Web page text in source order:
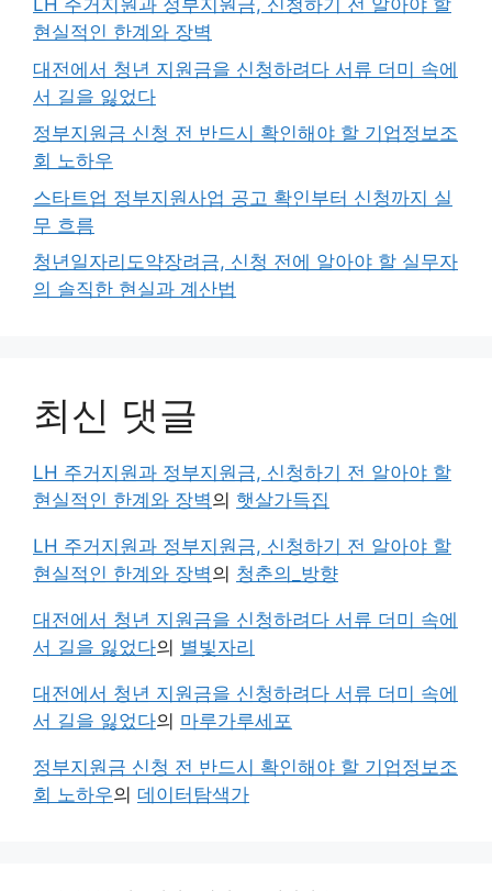
LH 주거지원과 정부지원금, 신청하기 전 알아야 할
현실적인 한계와 장벽
대전에서 청년 지원금을 신청하려다 서류 더미 속에
서 길을 잃었다
정부지원금 신청 전 반드시 확인해야 할 기업정보조
회 노하우
스타트업 정부지원사업 공고 확인부터 신청까지 실
무 흐름
청년일자리도약장려금, 신청 전에 알아야 할 실무자
의 솔직한 현실과 계산법
최신 댓글
LH 주거지원과 정부지원금, 신청하기 전 알아야 할
현실적인 한계와 장벽의 햇살가득집
LH 주거지원과 정부지원금, 신청하기 전 알아야 할
현실적인 한계와 장벽의 청춘의_방향
대전에서 청년 지원금을 신청하려다 서류 더미 속에
서 길을 잃었다의 별빛자리
대전에서 청년 지원금을 신청하려다 서류 더미 속에
서 길을 잃었다의 마루가루세포
정부지원금 신청 전 반드시 확인해야 할 기업정보조
회 노하우의 데이터탐색가